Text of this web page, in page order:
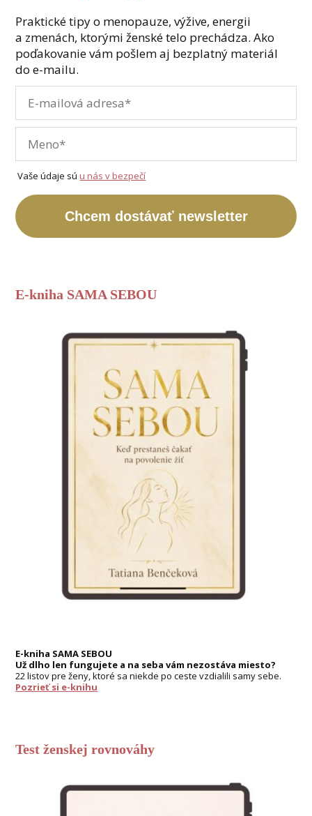
Praktické tipy o menopauze, výžive, energii
a zmenách, ktorými ženské telo prechádza. Ako
poďakovanie vám pošlem aj bezplatný materiál
do e-mailu.
Vaše údaje súu nás v bezpečí
Chcem dostávať newsletter
E-kniha SAMA SEBOU
E-kniha SAMA SEBOU
Už dlho len fungujete a na seba vám nezostáva miesto?
22 listov pre ženy, ktoré sa niekde po ceste vzdialili samy sebe.
Pozrieť si e-knihu
Test ženskej rovnováhy